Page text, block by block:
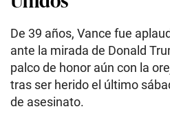
De 39 años, Vance fue
ante la mirada de Donald
palco de honor aún con la
tras ser herido el último
de asesinato.